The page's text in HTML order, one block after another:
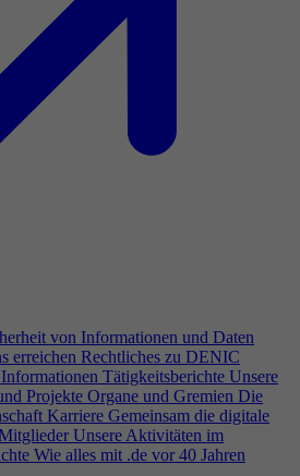
von Informationen und Daten
erreichen Rechtliches zu DENIC
Tätigkeitsberichte Unsere
Projekte Organe und Gremien Die
Karriere Gemeinsam die digitale
Unsere Aktivitäten im
Wie alles mit .de vor 40 Jahren